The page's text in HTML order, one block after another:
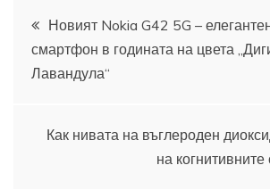
Навигация
Новият Nokia G42 5G –
смартфон в годината на цвета
Лавандула“
Как нивата на въглероден
на